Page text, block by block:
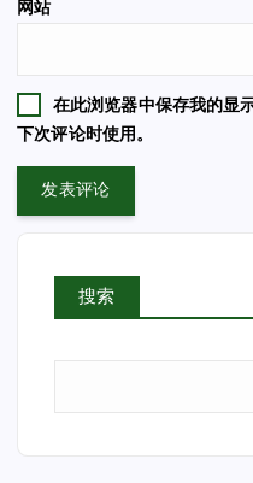
网站
在此浏览器中保存我的显
下次评论时使用。
搜索